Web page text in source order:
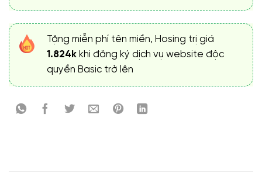
Tặng miễn phí tên miền, Hosing trị giá
1.824k khi đăng ký dịch vụ website độc
quyền Basic trở lên